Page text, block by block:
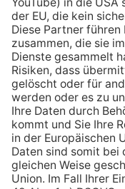
Kontakt
Seit über 110
der